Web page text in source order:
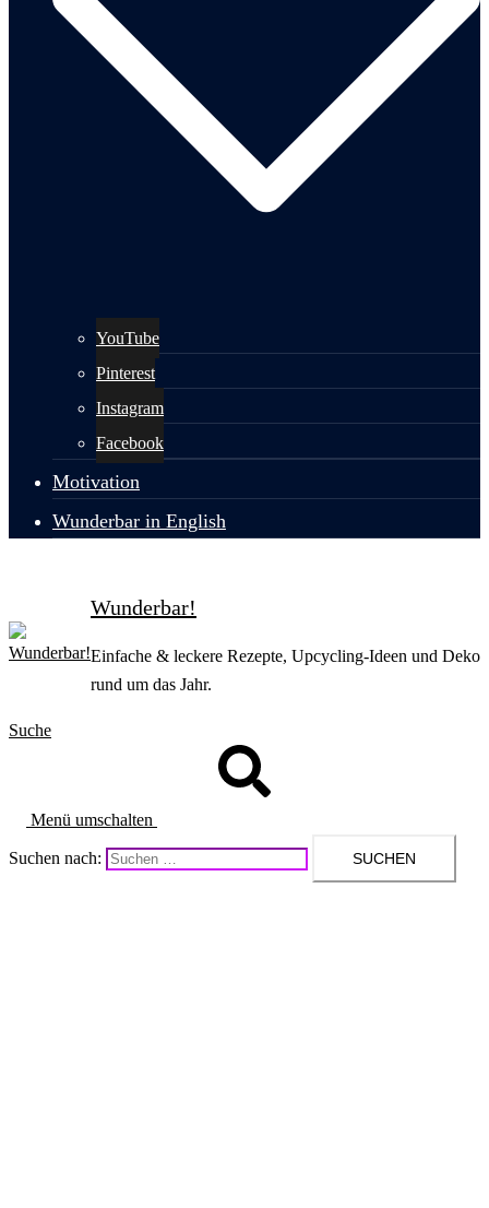
YouTube
Pinterest
Instagram
Facebook
Motivation
Wunderbar in English
Wunderbar!
Einfache & leckere Rezepte, Upcycling-Ideen und Deko
rund um das Jahr.
Suche
Menü umschalten
Suchen nach: